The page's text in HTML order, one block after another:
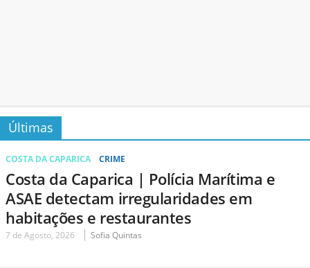
Últimas
COSTA DA CAPARICA CRIME
Costa da Caparica | Polícia Marítima e
ASAE detectam irregularidades em
habitações e restaurantes
7 de Agosto, 2026 Sofia Quintas